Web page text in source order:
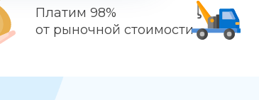
Платим 98%
от рыночной стоимости